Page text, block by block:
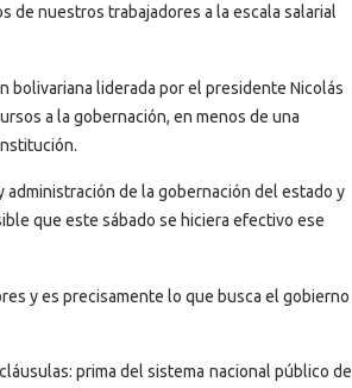
de nuestros trabajadores a la escala salarial
bolivariana liderada por el presidente Nicolás
a la gobernación, en menos de una
de la gobernación del estado y
que este sábado se hiciera efectivo ese
y es precisamente lo que busca el gobierno
prima del sistema nacional público de